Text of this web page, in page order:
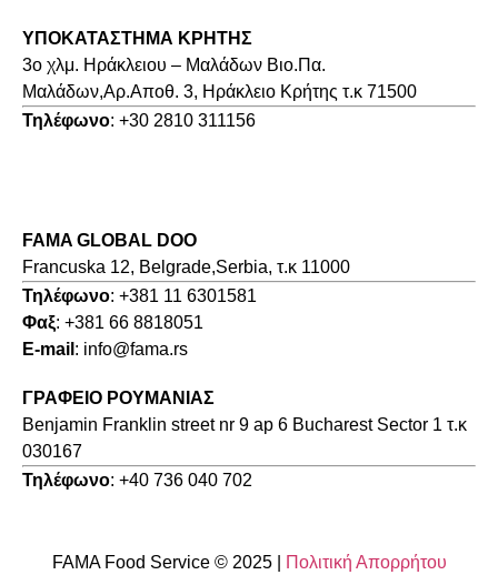
ΥΠΟΚΑΤΑΣΤΗΜΑ ΚΡΗΤΗΣ
3o χλμ. Ηράκλειου – Μαλάδων Βιο.Πα.
Μαλάδων,Αρ.Αποθ. 3, Ηράκλειο Κρήτης τ.κ 71500
Τηλέφωνο: +30 2810 311156
FAMA GLOBAL DOO
Francuska 12, Belgrade,Serbia, τ.κ 11000
Τηλέφωνο: +381 11 6301581
Φαξ: +381 66 8818051
E-mail : info@fama.rs
ΓΡΑΦΕΙΟ ΡΟΥΜΑΝΙΑΣ
Benjamin Franklin street nr 9 ap 6 Bucharest Sector 1 τ.κ
030167
Τηλέφωνο: +40 736 040 702
FAMA Food Service © 2025 | Πολιτική Απορρήτου